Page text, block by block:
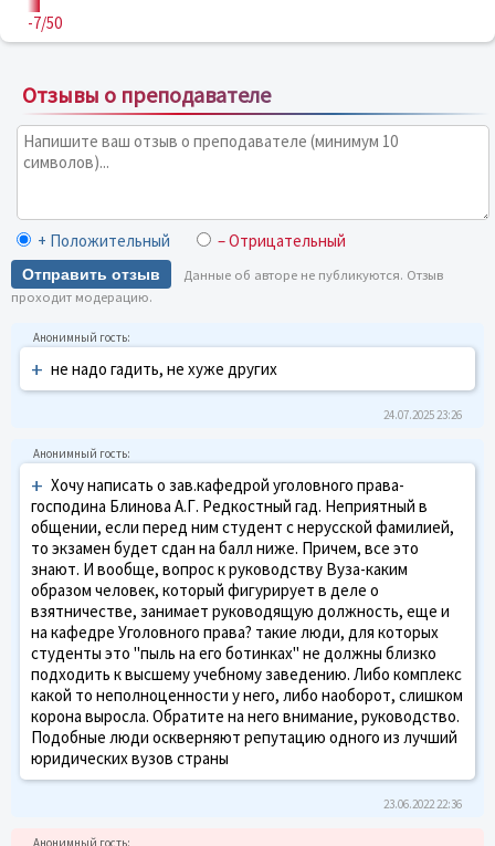
-7/50
Отзывы о преподавателе
+ Положительный – Отрицательный
Отправить отзыв
Данные об авторе не публикуются. Отзыв
проходит модерацию.
+ не надо гадить, не хуже других
24.07.2025 23:26
+ Хочу написать о зав.кафедрой уголовного права-
господина Блинова А.Г. Редкостный гад. Неприятный в
общении, если перед ним студент с нерусской фамилией,
то экзамен будет сдан на балл ниже. Причем, все это
знают. И вообще, вопрос к руководству Вуза-каким
образом человек, который фигурирует в деле о
взятничестве, занимает руководящую должность, еще и
на кафедре Уголовного права? такие люди, для которых
студенты это "пыль на его ботинках" не должны близко
подходить к высшему учебному заведению. Либо комплекс
какой то неполноценности у него, либо наоборот, слишком
корона выросла. Обратите на него внимание, руководство.
Подобные люди оскверняют репутацию одного из лучший
юридических вузов страны
23.06.2022 22:36